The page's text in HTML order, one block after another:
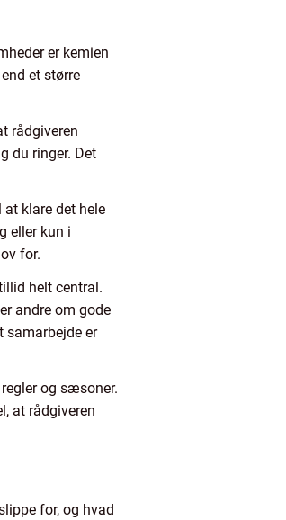
er kemien
et større
rådgiveren
du ringer. Det
klare det hele
eller kun i
for.
helt central.
andre om gode
samarbejde er
og sæsoner.
at rådgiveren
for, og hvad